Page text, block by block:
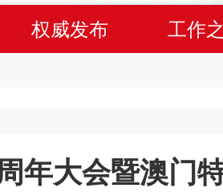
权威发布 工作
年大会暨澳门